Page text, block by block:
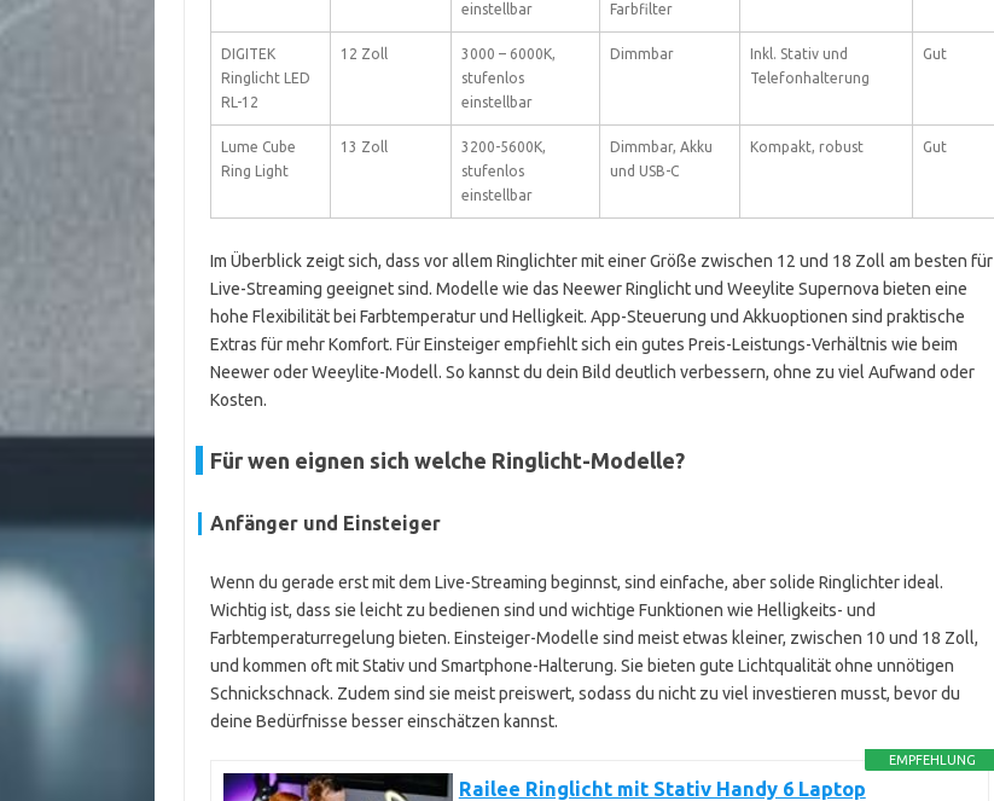
einstellbar
Farbfilter
DIGITEK
Ringlicht LED
RL-12
12 Zoll
3000 – 6000K,
stufenlos
einstellbar
Dimmbar
Inkl. Stativ und
Telefonhalterung
Gut
Lume Cube
Ring Light
13 Zoll
3200-5600K,
stufenlos
einstellbar
Dimmbar, Akku
und USB-C
Kompakt, robust Gut
Im Überblick zeigt sich, dass vor allem Ringlichter mit einer Größe zwischen 12 und 18 Zoll am besten für
Live-Streaming geeignet sind. Modelle wie das Neewer Ringlicht und Weeylite Supernova bieten eine
hohe Flexibilität bei Farbtemperatur und Helligkeit. App-Steuerung und Akkuoptionen sind praktische
Extras für mehr Komfort. Für Einsteiger empfiehlt sich ein gutes Preis-Leistungs-Verhältnis wie beim
Neewer oder Weeylite-Modell. So kannst du dein Bild deutlich verbessern, ohne zu viel Aufwand oder
Kosten.
Für wen eignen sich welche Ringlicht-Modelle?
Anfänger und Einsteiger
Wenn du gerade erst mit dem Live-Streaming beginnst, sind einfache, aber solide Ringlichter ideal.
Wichtig ist, dass sie leicht zu bedienen sind und wichtige Funktionen wie Helligkeits- und
Farbtemperaturregelung bieten. Einsteiger-Modelle sind meist etwas kleiner, zwischen 10 und 18 Zoll,
und kommen oft mit Stativ und Smartphone-Halterung. Sie bieten gute Lichtqualität ohne unnötigen
Schnickschnack. Zudem sind sie meist preiswert, sodass du nicht zu viel investieren musst, bevor du
deine Bedürfnisse besser einschätzen kannst.
EMPFEHLUNG
Railee Ringlicht mit Stativ Handy 6 Laptop